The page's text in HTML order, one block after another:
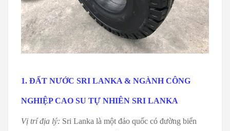
1. ĐẤT NƯỚC SRI LANKA & NGÀNH CÔNG
NGHIỆP CAO SU TỰ NHIÊN SRI LANKA
Vị trí địa lý: Sri Lanka là một đảo quốc có đường biển